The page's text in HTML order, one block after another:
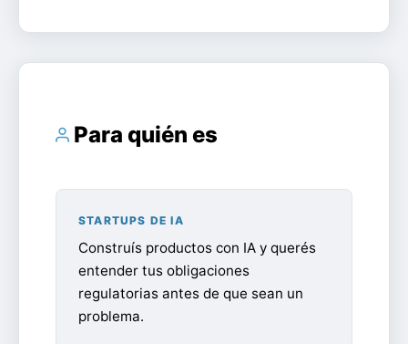
Para quién es
STARTUPS DE IA
Construís productos con IA y querés
entender tus obligaciones
regulatorias antes de que sean un
problema.